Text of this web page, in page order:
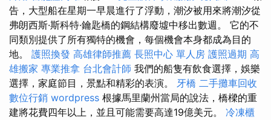
告，大型船在星期一早晨進行了浮動，潮汐被用來將潮汐從
弗朗西斯·斯科特·鑰匙橋的鋼結構廢墟中移出數週。 它的不
同類別提供了所有獨特的機會，每個機會本身都成為目的
地。 護照換發 高雄律師推薦 長照中心 單人房 護照過期 高
雄搬家 專業推拿 台北會計師 我們的船隻有飲食選擇，娛樂
選擇，家庭節目，景點和精彩的表演。 牙橋 二手攤車回收
數位行銷 wordpress 根據馬里蘭州當局的說法，橋樑的重
建將花費四年以上，並且可能需要高達19億美元。 冷凍櫃